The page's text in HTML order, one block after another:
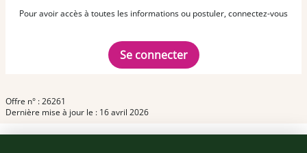
Pour avoir accès à toutes les informations ou postuler, connectez-vous
Se connecter
Offre n° : 26261
Dernière mise à jour le : 16 avril 2026